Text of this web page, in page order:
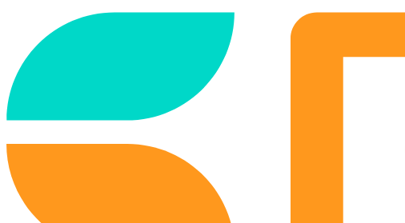
frontpage